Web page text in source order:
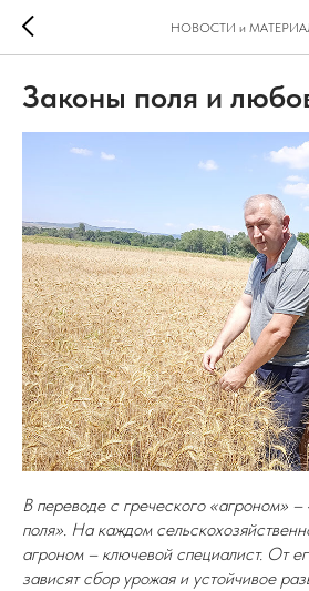
НОВОСТИ и
Законы поля и
В переводе с греческого «агроном»
поля». На каждом
агроном – ключевой специалист. От
зависят сбор урожая и устойчивое